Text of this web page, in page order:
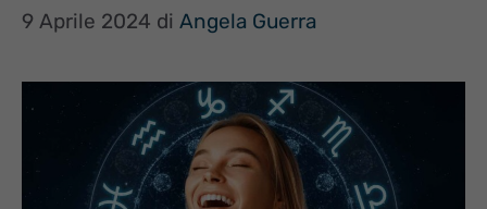
9 Aprile 2024 di Angela Guerra